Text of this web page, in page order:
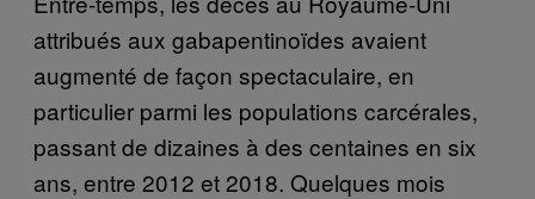
attribués aux gabapentinoïdes avaient
augmenté de façon spectaculaire, en
particulier parmi les populations carcérales,
passant de dizaines à des centaines en six
ans, entre 2012 et 2018. Quelques mois